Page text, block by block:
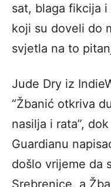
sat, blaga fikcija
koji su doveli do
svjetla na to
Jude Dry iz
“Žbanić otkriva
nasilja i rata”,
Guardianu
došlo vrijeme da
Srebrenice, a